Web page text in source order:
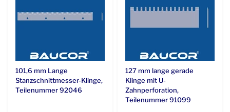
101,6 mm Lange
Stanzschnittmesser-Klinge,
Teilenummer 92046
127 mm lange gerade
Klinge mit U-
Zahnperforation,
Teilenummer 91099